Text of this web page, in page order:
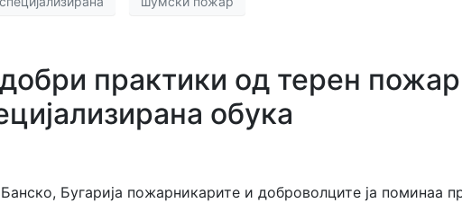
практики од терен
обука
Бугарија пожарникарите и доброволците ја поминаа